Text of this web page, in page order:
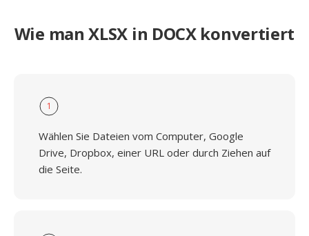
Wie man XLSX in DOCX konvertiert
1
Wählen Sie Dateien vom Computer, Google
Drive, Dropbox, einer URL oder durch Ziehen auf
die Seite.